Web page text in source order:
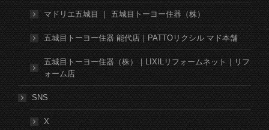
マドリエ五城目 ｜ 五城目トーヨー住器（株）
五城目トーヨー住器 能代店｜PATTOリクシル マド本舗
五城目トーヨー住器（株）｜LIXILリフォームネット｜リフ
ォーム店
SNS
X